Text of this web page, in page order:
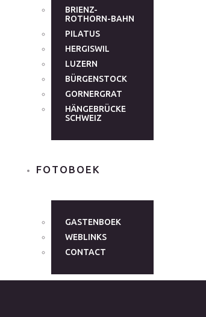
BRIENZ-
ROTHORN-BAHN
PILATUS
HERGISWIL
LUZERN
BÜRGENSTOCK
GORNERGRAT
HÄNGEBRÜCKE
SCHWEIZ
FOTOBOEK
GASTENBOEK
WEBLINKS
CONTACT